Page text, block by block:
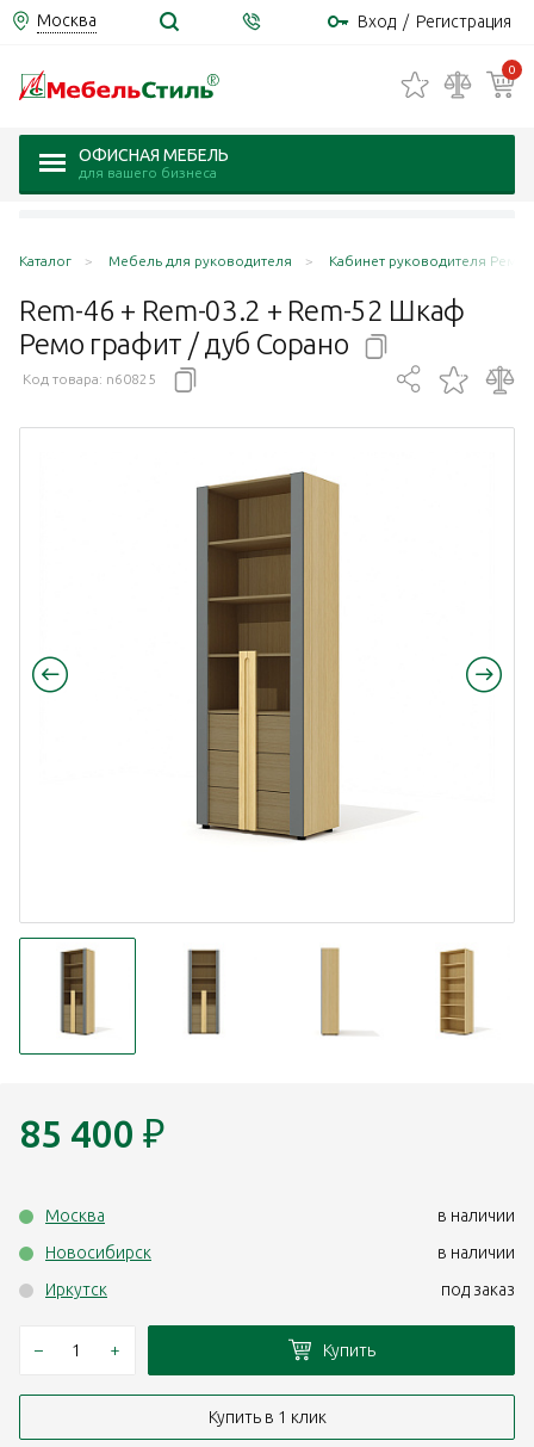
Москва Вход / Регистрация
0
ОФИСНАЯ МЕБЕЛЬ
для вашего бизнеса
Каталог Мебель для руководителя Кабинет руководителя Ремо
Rem-46 + Rem-03.2 + Rem-52 Шкаф
Ремо графит / дуб Сорано
Код товара: n60825
85 400 ₽
Москва
в наличии
Новосибирск
в наличии
Иркутск
под заказ
– + Купить
Купить в 1 клик